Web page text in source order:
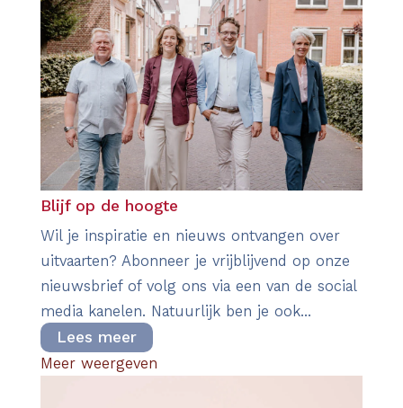
Blijf op de hoogte
Wil je inspiratie en nieuws ontvangen over
uitvaarten? Abonneer je vrijblijvend op onze
nieuwsbrief of volg ons via een van de social
media kanelen. Natuurlijk ben je ook...
Lees meer
Meer weergeven